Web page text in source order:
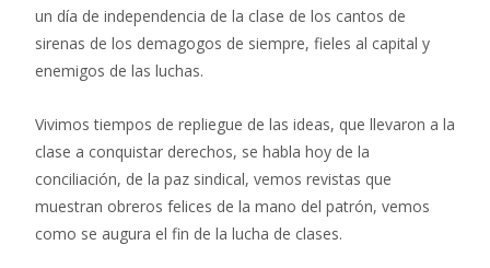
un día de independencia de la clase de los cantos de
sirenas de los demagogos de siempre, fieles al capital y
enemigos de las luchas.
Vivimos tiempos de repliegue de las ideas, que llevaron a la
clase a conquistar derechos, se habla hoy de la
conciliación, de la paz sindical, vemos revistas que
muestran obreros felices de la mano del patrón, vemos
como se augura el fin de la lucha de clases.